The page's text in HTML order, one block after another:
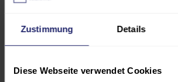
Zustimmung Details
Diese Webseite verwendet Cookies
Druck klarer zu führen und auf
gemeinsame Ziele
Prinzipien schafft mehr